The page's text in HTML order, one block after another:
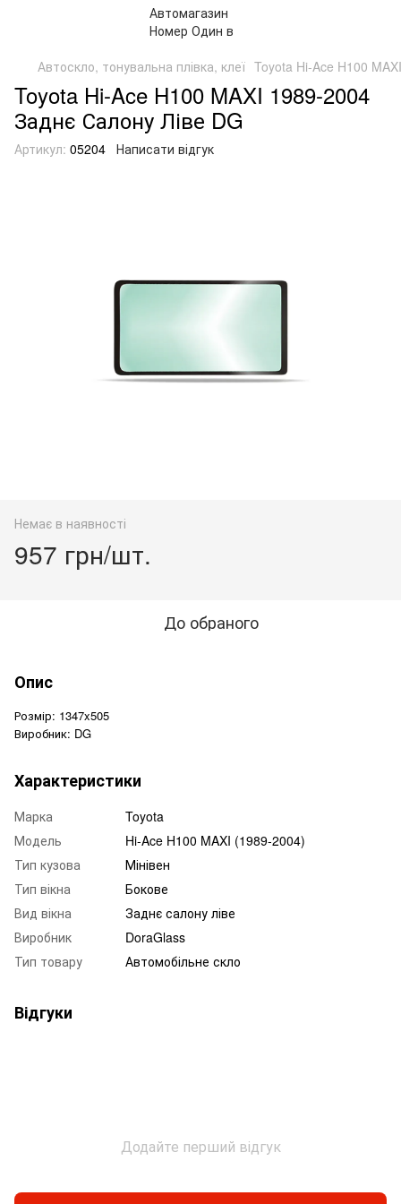
Автоскло, тонувальна плівка, клеї Toyota Hi-Ace H100
Toyota Hi-Ace H100 MAXI 1989-2004
Заднє Салону Ліве DG
Артикул: 05204 Написати відгук
Немає в наявності
957 грн/шт.
До обраного
Опис
Розмір: 1347x505
Виробник: DG
Характеристики
Марка
Toyota
Модель
Hi-Ace H100 MAXI (1989-2004)
Тип кузова
Мінівен
Тип вікна
Бокове
Вид вікна
Заднє салону ліве
Виробник
DoraGlass
Тип товару
Автомобільне скло
Відгуки
Додайте перший відгук